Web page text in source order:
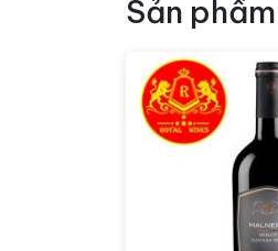
gỗ sồi từ quá
Sản